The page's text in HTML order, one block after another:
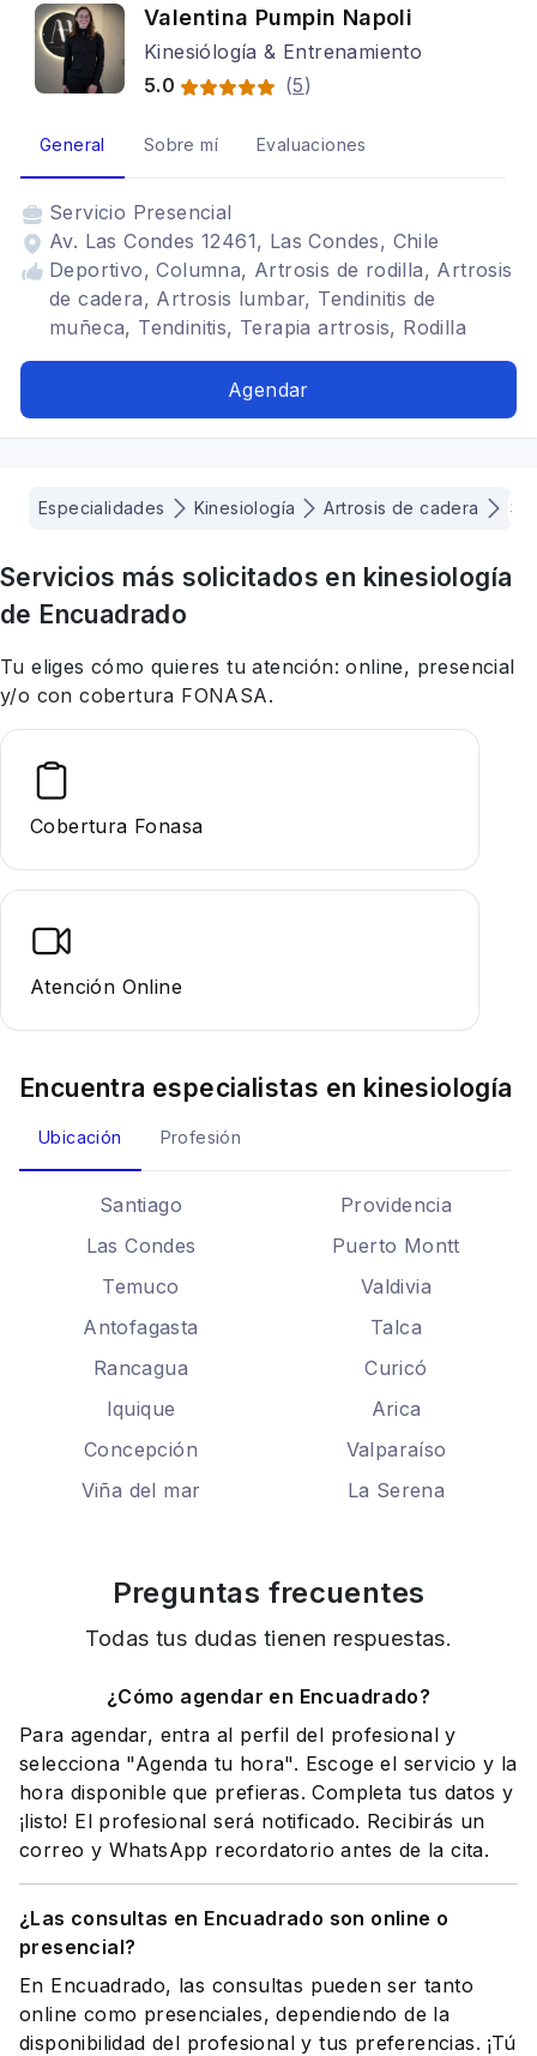
Valentina Pumpin Napoli
Kinesiólogía & Entrenamiento
5.0
(5)
General Sobre mí Evaluaciones
Servicio Presencial
Av. Las Condes 12461, Las Condes, Chile
Deportivo, Columna, Artrosis de rodilla, Artrosis
de cadera, Artrosis lumbar, Tendinitis de
muñeca, Tendinitis, Terapia artrosis, Rodilla
Agendar
Especialidades Kinesiología Artrosis de cadera
Servicios más solicitados en kinesiología
de Encuadrado
Tu eliges cómo quieres tu atención: online, presencial
y/o con cobertura FONASA.
Cobertura Fonasa
Atención Online
Encuentra especialistas en kinesiología
Ubicación Profesión
Santiago
Providencia
Las Condes
Puerto Montt
Temuco
Valdivia
Antofagasta
Talca
Rancagua
Curicó
Iquique
Arica
Concepción
Valparaíso
Viña del mar
La Serena
Preguntas frecuentes
Todas tus dudas tienen respuestas.
¿Cómo agendar en Encuadrado?
Para agendar, entra al perfil del profesional y
selecciona "Agenda tu hora". Escoge el servicio y la
hora disponible que prefieras. Completa tus datos y
¡listo! El profesional será notificado. Recibirás un
correo y WhatsApp recordatorio antes de la cita.
¿Las consultas en Encuadrado son online o
presencial?
En Encuadrado, las consultas pueden ser tanto
online como presenciales, dependiendo de la
disponibilidad del profesional y tus preferencias. ¡Tú